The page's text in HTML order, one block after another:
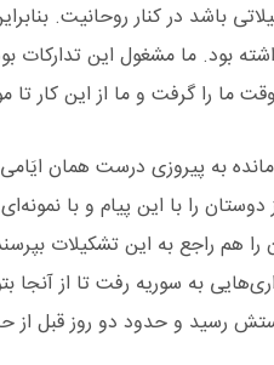
باشد در کنار روحانیت.
بود. ما مشغول این تدارکات
ما را گرفت و ما از این کار تا
به پیروزی درست همان
را با این پیام و با
هم راجع به این تشکیلات
به سوریه رفت تا از آنجا
رسید و حدود دو روز قبل از